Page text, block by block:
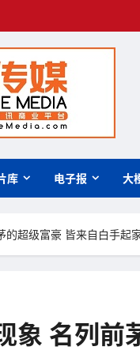
库 电子报 大
的超级富豪 皆来自白手起
象 名列前